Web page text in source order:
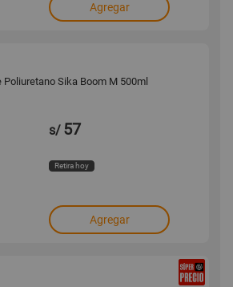
Agregar
Poliuretano Sika Boom M 500ml
s/ 57
Retira hoy
Agregar